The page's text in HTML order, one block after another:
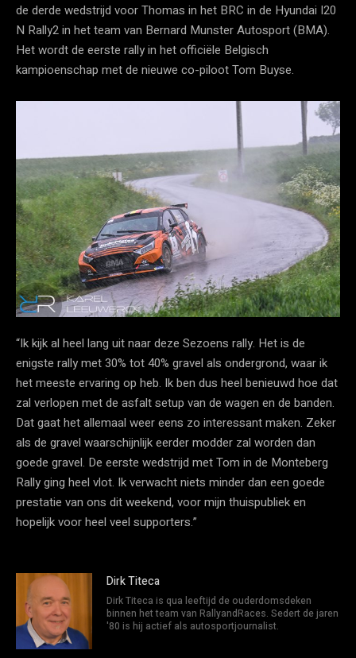
de derde wedstrijd voor Thomas in het BRC in de Hyundai I20
N Rally2 in het team van Bernard Munster Autosport (BMA).
Het wordt de eerste rally in het officiële Belgisch
kampioenschap met de nieuwe co-piloot Tom Buyse. ​
“Ik kijk al heel lang uit naar deze Sezoens rally. Het is de
enigste rally met 30% tot 40% gravel als ondergrond, waar ik
het meeste ervaring op heb. Ik ben dus heel benieuwd hoe dat
zal verlopen met de asfalt setup van de wagen en de banden.
Dat gaat het allemaal weer eens zo interessant maken. Zeker
als de gravel waarschijnlijk eerder modder zal worden dan
goede gravel. De eerste wedstrijd met Tom in de Monteberg
Rally ging heel vlot. Ik verwacht niets minder dan een goede
prestatie van ons dit weekend, voor mijn thuispubliek en
hopelijk voor heel veel supporters.”
Dirk Titeca
Dirk Titeca is qua leeftijd de ouderdomsdeken
binnen het team van RallyandRaces. Sedert de jaren
'80 is hij actief als autosportjournalist.